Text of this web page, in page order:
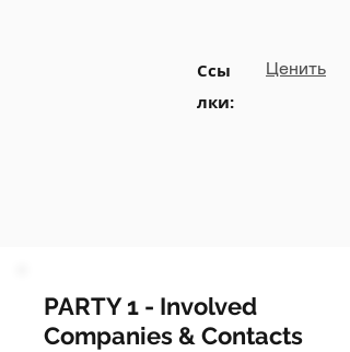
Ссы
лки:
Ценить
PARTY 1 - Involved
Companies & Contacts